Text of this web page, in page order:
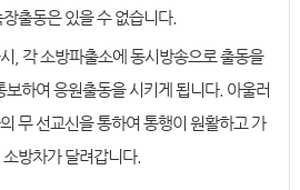
출동은 있을 수 없습니다.
, 각 소방파출소에 동시방송으로 출동을
보하여 응원출동을 시키게 됩니다. 아울러
무 선교신을 통하여 통행이 원활하고 가
방차가 달려갑니다.